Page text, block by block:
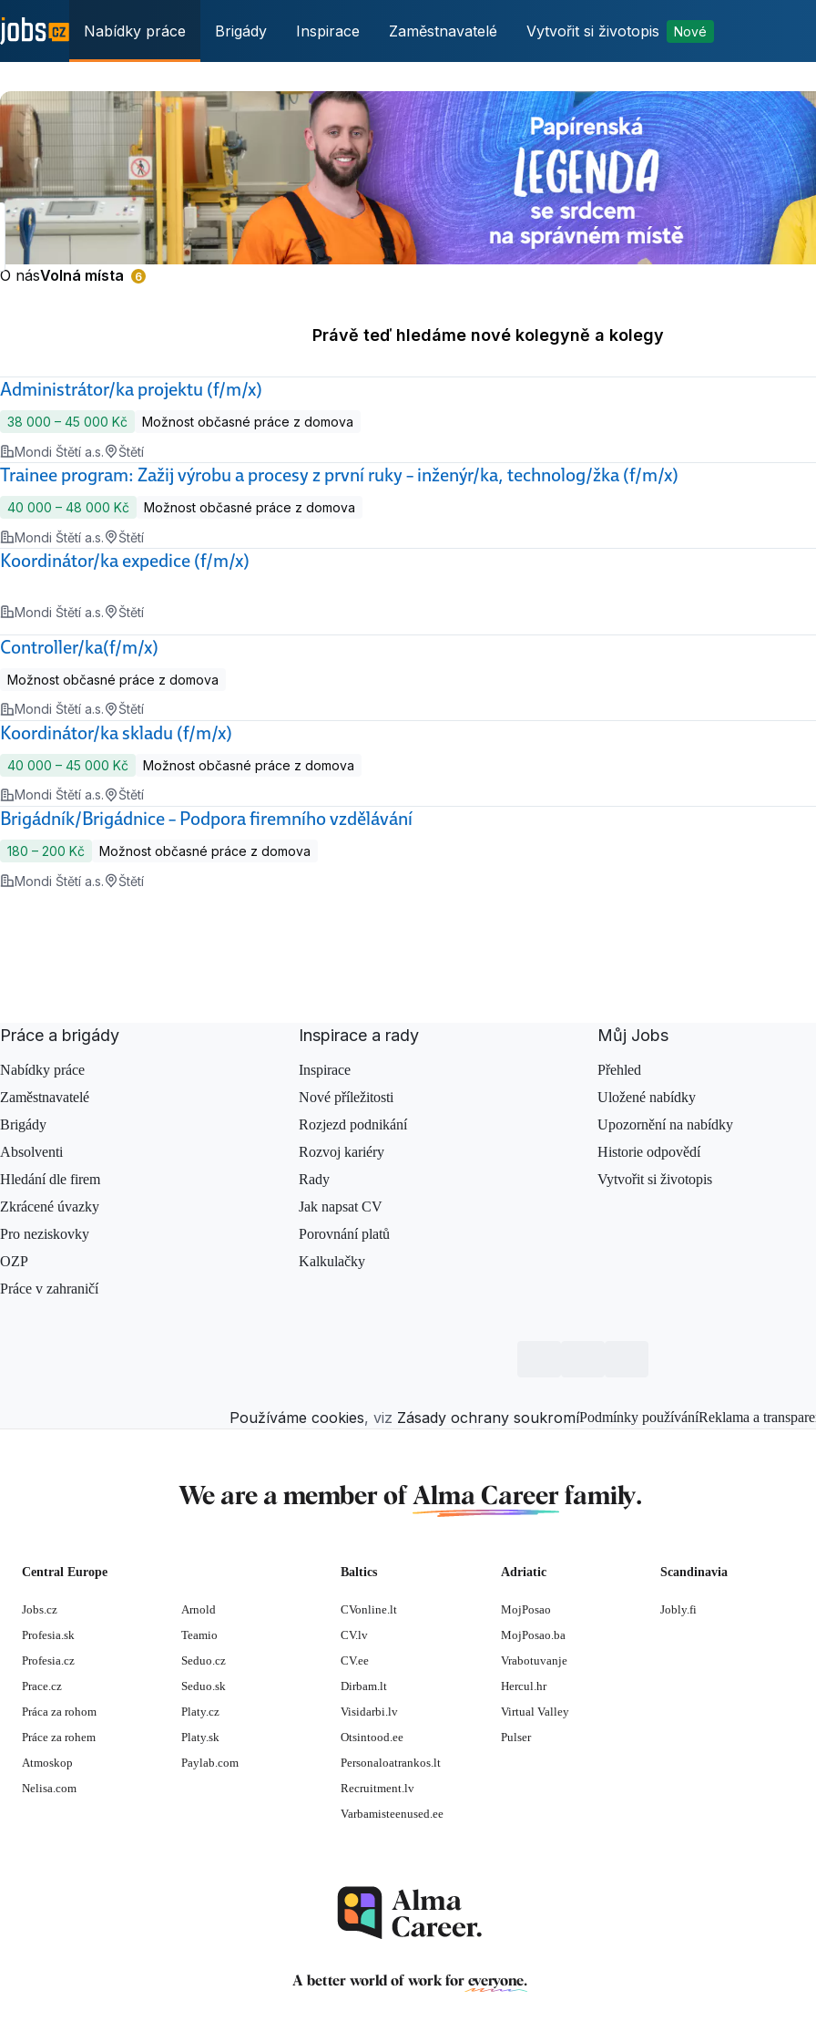
Nabídky práce Brigády Inspirace Zaměstnavatelé Vytvořit si životopis Nové
O násVolná místa 6
Právě teď hledáme nové kolegyně a kolegy
Administrátor/ka projektu (f/m/x)
38 000 ‍–‍ 45 000 Kč
Možnost občasné práce z domova
Mondi Štětí a.s.
Štětí
Trainee program: Zažij výrobu a procesy z první ruky – inženýr/ka, technolog/žka (f/m/x)
40 000 ‍–‍ 48 000 Kč
Možnost občasné práce z domova
Mondi Štětí a.s.
Štětí
Koordinátor/ka expedice (f/m/x)
Mondi Štětí a.s. Štětí
Controller/ka(f/m/x)
Možnost občasné práce z domova
Mondi Štětí a.s.
Štětí
Koordinátor/ka skladu (f/m/x)
40 000 ‍–‍ 45 000 Kč
Možnost občasné práce z domova
Mondi Štětí a.s.
Štětí
Brigádník/Brigádnice – Podpora firemního vzdělávání
180 ‍–‍ 200 Kč
Možnost občasné práce z domova
Mondi Štětí a.s.
Štětí
Práce a brigády
Nabídky práce
Zaměstnavatelé
Brigády
Absolventi
Hledání dle firem
Zkrácené úvazky
Pro neziskovky
OZP
Práce v zahraničí
Inspirace a rady
Inspirace
Nové příležitosti
Rozjezd podnikání
Rozvoj kariéry
Rady
Jak napsat CV
Porovnání platů
Kalkulačky
Můj Jobs
Přehled
Uložené nabídky
Upozornění na nabídky
Historie odpovědí
Vytvořit si životopis
Používáme cookies, viz Zásady ochrany soukromíPodmínky používáníReklama a
We are a member of Alma Careerfamily.
Central Europe
Jobs.cz
Profesia.sk
Profesia.cz
Prace.cz
Práca za rohom
Práce za rohem
Atmoskop
Nelisa.com
Arnold
Teamio
Seduo.cz
Seduo.sk
Platy.cz
Platy.sk
Paylab.com
Baltics
CVonline.lt
CV.lv
CV.ee
Dirbam.lt
Visidarbi.lv
Otsintood.ee
Personaloatrankos.lt
Recruitment.lv
Varbamisteenused.ee
Adriatic
MojPosao
MojPosao.ba
Vrabotuvanje
Hercul.hr
Virtual Valley
Pulser
Scandinavia
Jobly.fi
A better world of work for everyone.